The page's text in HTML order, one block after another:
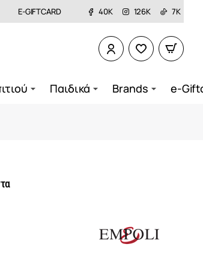
E-GIFTCARD 40K 126K 7K
Παιδικά Brands e-